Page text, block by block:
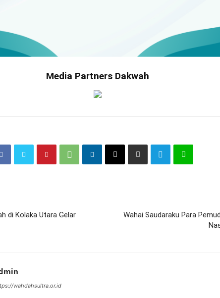
Media Partners Dakwah
di Kolaka Utara Gelar
Wahai Saudaraku Para
wahdahsultra.or.id